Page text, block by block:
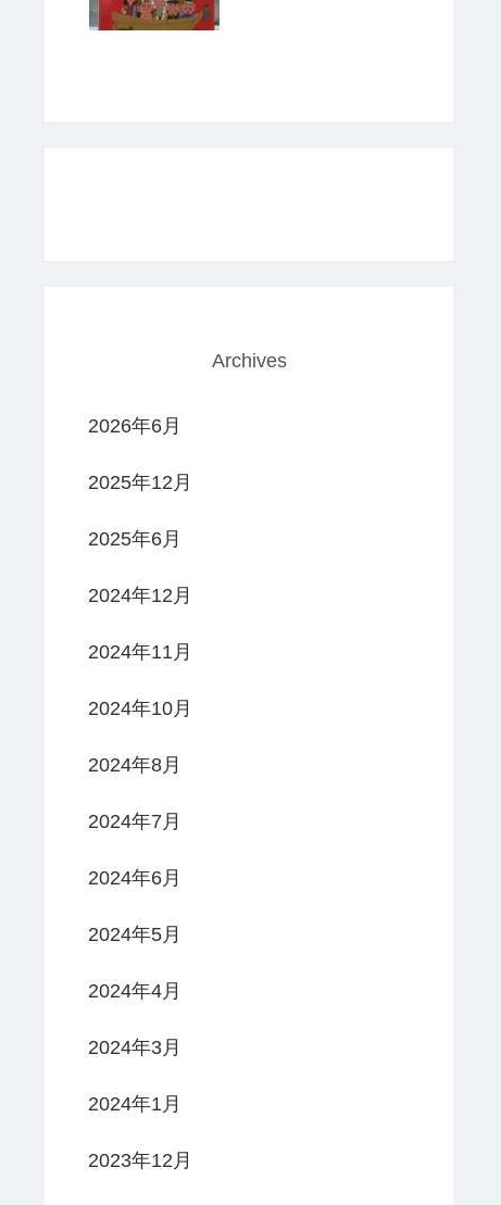
Archives
2026年6月
2025年12月
2025年6月
2024年12月
2024年11月
2024年10月
2024年8月
2024年7月
2024年6月
2024年5月
2024年4月
2024年3月
2024年1月
2023年12月